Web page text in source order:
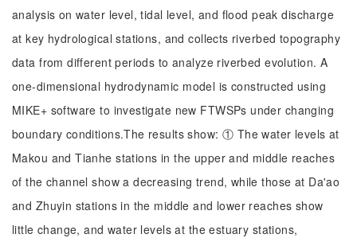
analysis on water level, tidal level, and flood peak discharge
at key hydrological stations, and collects riverbed topography
data from different periods to analyze riverbed evolution. A
one-dimensional hydrodynamic model is constructed using
MIKE+ software to investigate new FTWSPs under changing
boundary conditions.The results show: ① The water levels at
Makou and Tianhe stations in the upper and middle reaches
of the channel show a decreasing trend, while those at Da'ao
and Zhuyin stations in the middle and lower reaches show
little change, and water levels at the estuary stations,